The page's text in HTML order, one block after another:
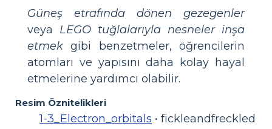
Güneş etrafında dönen gezegenler
veya LEGO tuğlalarıyla nesneler inşa
etmek gibi benzetmeler, öğrencilerin
atomları ve yapısını daha kolay hayal
etmelerine yardımcı olabilir.
Resim Öznitelikleri
1-3_Electron_orbitals • fickleandfreckled